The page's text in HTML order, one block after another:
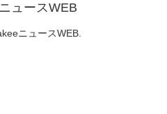
ュースWEB
ニュースWEB.